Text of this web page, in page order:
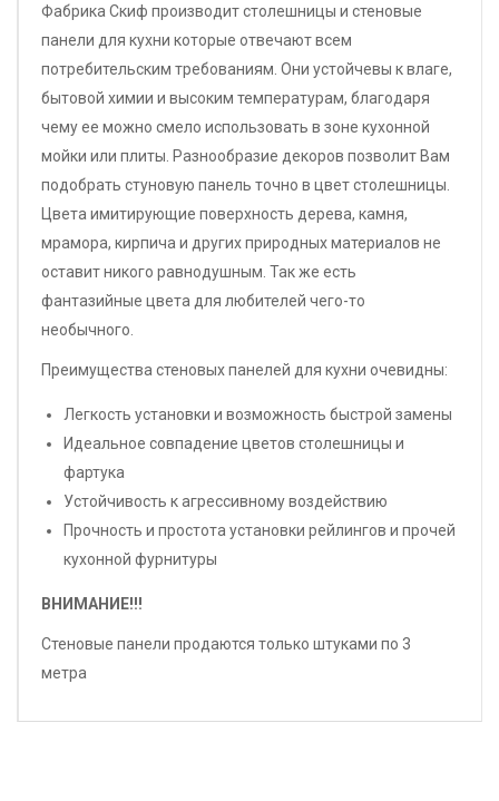
Фабрика Скиф производит столешницы и стеновые
панели для кухни которые отвечают всем
потребительским требованиям. Они устойчевы к влаге,
бытовой химии и высоким температурам, благодаря
чему ее можно смело использовать в зоне кухонной
мойки или плиты. Разнообразие декоров позволит Вам
подобрать стуновую панель точно в цвет столешницы.
Цвета имитирующие поверхность дерева, камня,
мрамора, кирпича и других природных материалов не
оставит никого равнодушным. Так же есть
фантазийные цвета для любителей чего-то
необычного.
Преимущества стеновых панелей для кухни очевидны:
Легкость установки и возможность быстрой замены
Идеальное совпадение цветов столешницы и
фартука
Устойчивость к агрессивному воздействию
Прочность и простота установки рейлингов и прочей
кухонной фурнитуры
ВНИМАНИЕ!!!
Стеновые панели продаются только штуками по 3
метра